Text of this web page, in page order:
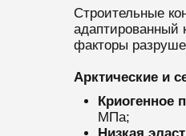
Строительные
адаптированный
факторы
Арктические и
Криогенное
МПа;